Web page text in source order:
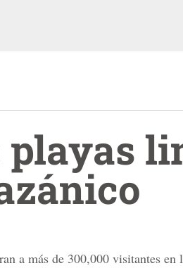
playas
a más de 300,000 visitantes en